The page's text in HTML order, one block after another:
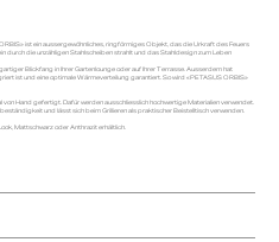
ist ein aussergewöhnliches, ringförmiges Objekt, das die Urkraft des Feuers
durch die unzähligen Stahlscheiben strahlt und das Stahldesign zum Leben
Blickfang in Ihrer Gartenlounge oder auf Ihrer Terrasse. Ausserdem hat
ist und eine optimale Wärmeverteilung garantiert. So wird «PETASUS ORBIS»
von Hand gefertigt. Dafür werden ausschliesslich hochwertige Materialien verwendet.
und lässt sich beim Grillieren als praktischer Beistelltisch verwenden.
Mattschwarz oder Anthrazit erhältlich.